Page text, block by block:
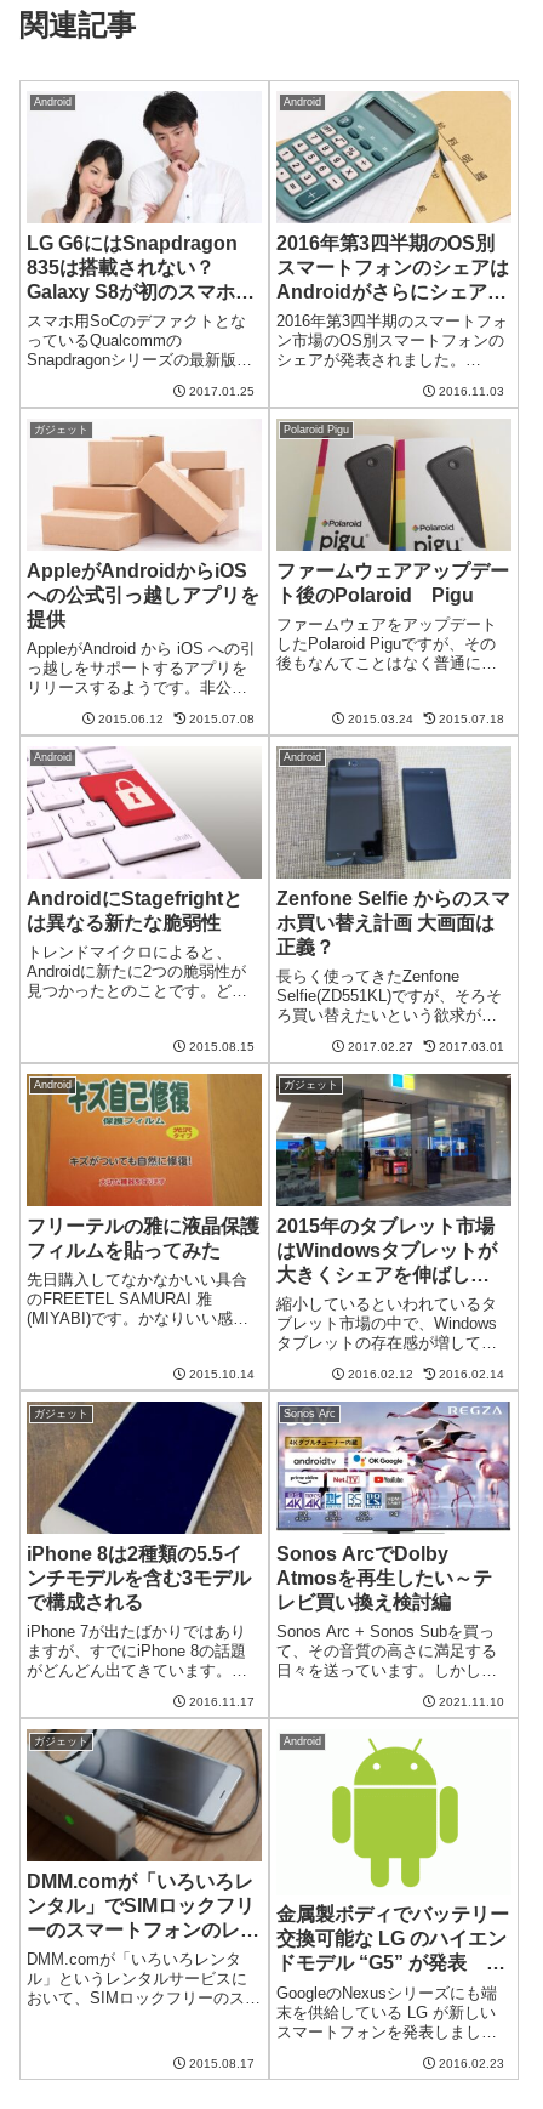
関連記事
Android
LG G6にはSnapdragon
835は搭載されない？
Galaxy S8が初のスマホに
なる見込み
スマホ用SoCのデファクトとな
っているQualcommの
Snapdragonシリーズの最新版
にデビューするといわれてきま
した。しかし、最近のうわさで
はLG G6にはSnapdragon 83...
2017.01.25
Android
2016年第3四半期のOS別
スマートフォンのシェアは
Androidがさらにシェアを
伸ばす Windows Phone
は「その他」カテゴリに転
落
2016年第3四半期のスマートフォ
ン市場のOS別スマートフォンの
シェアが発表されました。
し、iOSがシェアを落とす結果に
なったそうです。そして、悲し
いことに、Windows Phoneがつ
いに「その他」カテ...
2016.11.03
ガジェット
AppleがAndroidからiOS
への公式引っ越しアプリを
提供
AppleがAndroid から iOS への引
っ越しをサポートするアプリを
リリースするようです。非公式
はありそうですが、Apple自らこ
のようなアプリを出すのはすご
いですね。引っ越し作業は結構
面倒私も昔iOSか...
2015.06.12 2015.07.08
Polaroid Pigu
ファームウェアアップデー
ト後のPolaroid Pigu
ファームウェアをアップデート
したPolaroid Piguですが、その
後もなんてことはなく普通に使
というのは貴重だと思うのです
が、海のものとも山のものとも
わからなかった端末にしてはい
い...
2015.03.24 2015.07.18
Android
AndroidにStagefrightと
は異なる新たな脆弱性
トレンドマイクロによると、
Androidに新たに2つの脆弱性が
見つかったとのことです。どち
Androidの脆弱性が見つかってい
るのはいいことなのか悪いこと
なのか。。。不正メッセージを
メッセ...
2015.08.15
Android
Zenfone Selfie からのスマ
ホ買い替え計画 大画面は
正義？
長らく使ってきたZenfone
Selfie(ZD551KL)ですが、そろそ
ろ買い替えたいという欲求が強
面のスマホにしようかなと思っ
て下調べです。ZenFone Selfieの
良かった点、悪かった点まずは
これまで...
2017.02.27 2017.03.01
Android
フリーテルの雅に液晶保護
フィルムを貼ってみた
先日購入してなかなかいい具合
のFREETEL SAMURAI 雅
(MIYABI)です。かなりいい感じ
です。そこで液晶保護フィルム
を貼ってみました。透明プラス
チックむき出しの背面が怖いm...
2015.10.14
ガジェット
2015年のタブレット市場
はWindowsタブレットが
大きくシェアを伸ばし
iPadがシェアを奪われる
縮小しているといわれているタ
ブレット市場の中で、Windows
タブレットの存在感が増してい
トは主要な3つのOSの中で唯一
シェアを伸ばしたそうです。そ
して、シェアをiPadから奪い取
ったとか。低調なタブレット...
2016.02.12 2016.02.14
ガジェット
iPhone 8は2種類の5.5イ
ンチモデルを含む3モデル
で構成される
iPhone 7が出たばかりではあり
ますが、すでにiPhone 8の話題
がどんどん出てきています。今
代では3つのモデルで構成される
そうです。さらに、そのうちの2
つはどちらも5.5インチディスプ
レイモデルだ...
2016.11.17
Sonos Arc
Sonos ArcでDolby
Atmosを再生したい～テ
レビ買い換え検討編
Sonos Arc + Sonos Subを買っ
て、その音質の高さに満足する
日々を送っています。しかしな
対応しているDolby Atmosを再生
た。まずはテレビをeARC対応...
2021.11.10
ガジェット
DMM.comが「いろいろレ
ンタル」でSIMロックフリ
ーのスマートフォンのレン
タルを開始
DMM.comが「いろいろレンタ
ル」というレンタルサービスに
おいて、SIMロックフリーのスマ
安くなったとはいっても高価で
すので、買う前に少し試したい
2015.08.17
Android
金属製ボディでバッテリー
交換可能な LG のハイエン
ドモデル “G5” が発表 専
用外付けアクセサリーで機
能拡張
GoogleのNexusシリーズにも端
末を供給している LG が新しい
スマートフォンを発表しまし
ッグシップスマホは金属筐体な
2016.02.23